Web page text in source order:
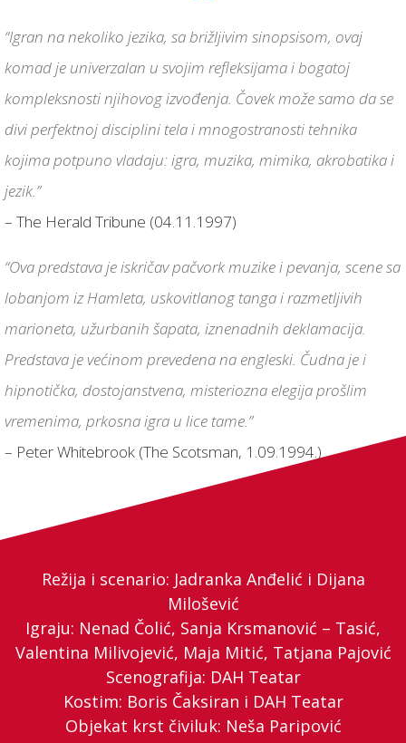
“Igran na nekoliko jezika, sa brižljivim sinopsisom, ovaj
komad je univerzalan u svojim refleksijama i bogatoj
kompleksnosti njihovog izvođenja. Čovek može samo da se
divi perfektnoj disciplini tela i mnogostranosti tehnika
kojima potpuno vladaju: igra, muzika, mimika, akrobatika i
jezik.”
– The Herald Tribune (04.11.1997)
“Ova predstava je iskričav pačvork muzike i pevanja, scene sa
lobanjom iz Hamleta, uskovitlanog tanga i razmetljivih
marioneta, užurbanih šapata, iznenadnih deklamacija.
Predstava je većinom prevedena na engleski. Čudna je i
hipnotička, dostojanstvena, misteriozna elegija prošlim
vremenima, prkosna igra u lice tame.”
– Peter Whitebrook (The Scotsman, 1.09.1994.)
Režija i scenario: Jadranka Anđelić i Dijana
Milošević
Igraju: Nenad Čolić, Sanja Krsmanović – Tasić,
Valentina Milivojević, Maja Mitić, Tatjana Pajović
Scenografija: DAH Teatar
Kostim: Boris Čaksiran i DAH Teatar
Objekat krst čiviluk: Neša Paripović